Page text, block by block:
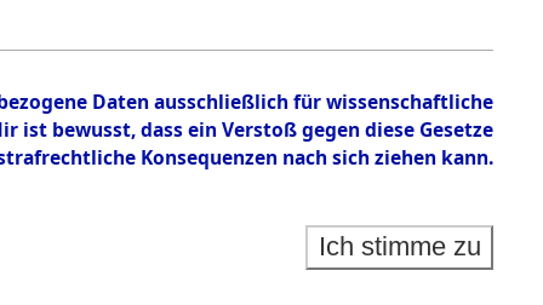
Daten ausschließlich für wissenschaftliche
bewusst, dass ein Verstoß gegen diese Gesetze
Konsequenzen nach sich ziehen kann.
Ich stimme zu